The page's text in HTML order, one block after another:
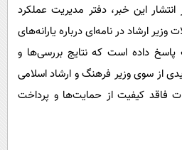
فرهنگی
اجتماعی
حیات وحش
این خبر، دفتر مدیریت عملکرد
ارشاد در نامه‌ای درباره یارانه‌های
داده است که نتایج بررسی‌ها و
از سوی وزیر فرهنگ و ارشاد اسلامی
فاقد کیفیت از حمایت‌ها و پرداخت